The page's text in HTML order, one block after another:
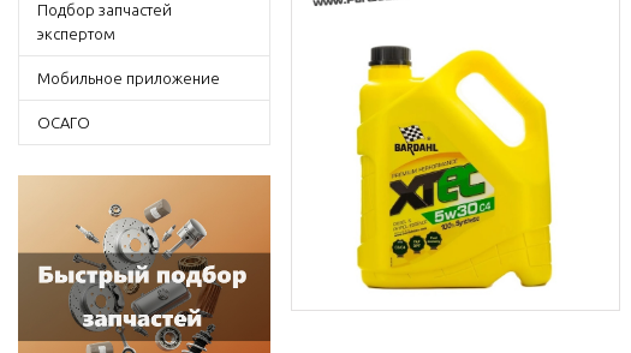
Подбор запчастей
экспертом
Мобильное приложение
ОСАГО